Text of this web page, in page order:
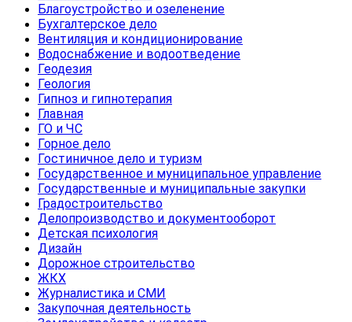
Благоустройство и озеленение
Бухгалтерское дело
Вентиляция и кондиционирование
Водоснабжение и водоотведение
Геодезия
Геология
Гипноз и гипнотерапия
Главная
ГО и ЧС
Горное дело
Гостиничное дело и туризм
Государственное и муниципальное управление
Государственные и муниципальные закупки
Градостроительство
Делопроизводство и документооборот
Детская психология
Дизайн
Дорожное строительство
ЖКХ
Журналистика и СМИ
Закупочная деятельность